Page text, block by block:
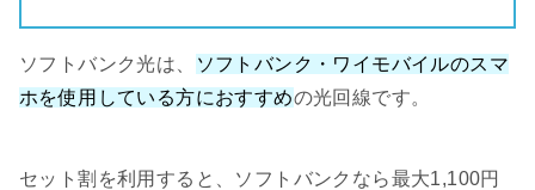
ソフトバンク光は、
ソフトバンク・ワイモバイルのスマ
ホを使用している方におすすめの光回線です。
セット割を利用すると、ソフトバンクなら最大1,100円